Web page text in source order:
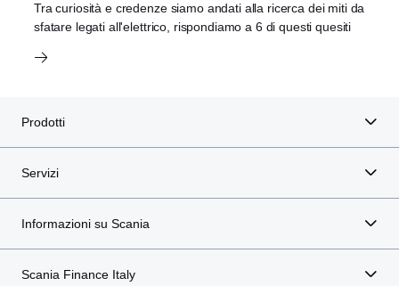
Tra curiosità e credenze siamo andati alla ricerca dei miti da
sfatare legati all'elettrico, rispondiamo a 6 di questi quesiti
Prodotti
Servizi
Informazioni su Scania
Scania Finance Italy